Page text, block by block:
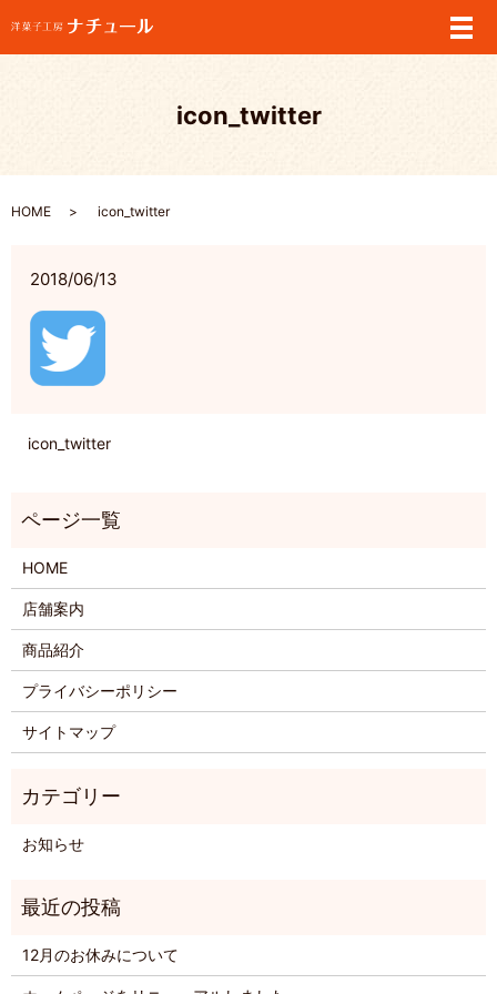
メ
icon_twitter
HOME icon_twitter
2018/06/13
icon_twitter
HOME
店舗案内
商品紹介
プライバシーポリシー
サイトマップ
お知らせ
12月のお休みについて